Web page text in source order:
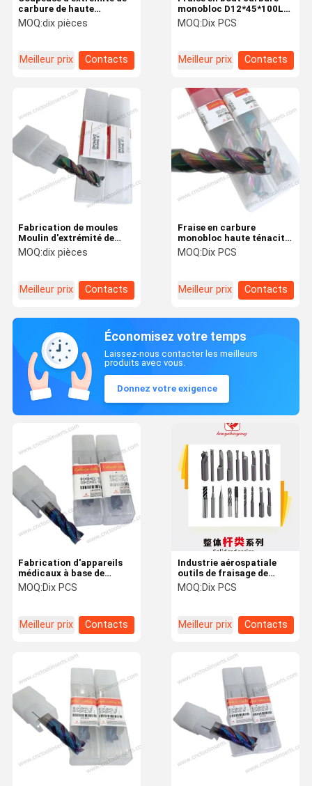
carbure de haute
précision Longue durée
D20*45*100L-55°
MOQ:dix pièces
Meilleur prix Contacts
monobloc D12*45*100L-
3T (D12*45*100L-55°) 3C
Electronics Fraises en
MOQ:Dix PCS
Meilleur prix Contacts
Fabrication de moules
Moulin d'extrémité de
carbure solide
D8*24*60L-55°
MOQ:dix pièces
Meilleur prix Contacts
Fraise en carbure
monobloc haute ténacité
D20*75*150L-55°
(D20*150*3T) Pour
MOQ:Dix PCS
Meilleur prix Contacts
Économisez votre temps
Laissez-nous contacter les meilleurs
produits avec vous.
Donnez votre exigence
Industrie aérospatiale
outils de fraisage de
carbure solide
D6*24*75L-55° Blades de
MOQ:Dix PCS
Meilleur prix Contacts
Fabrication d'appareils
médicaux à base de
carbure solide carré sur
mesure D8*20*60L-68°
MOQ:Dix PCS
Meilleur prix Contacts